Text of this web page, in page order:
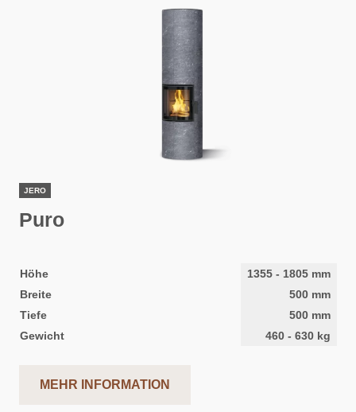
JERO
Puro
Höhe 1355 - 1805 mm
Breite
500 mm
Tiefe
500 mm
Gewicht
460 - 630 kg
MEHR INFORMATION